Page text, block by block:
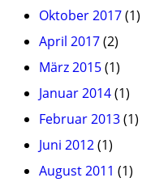
Oktober 2017(1)
April 2017(2)
März 2015(1)
Januar 2014(1)
Februar 2013(1)
Juni 2012(1)
August 2011 (1)